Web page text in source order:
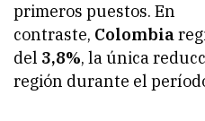
primeros puestos. En
contraste, Colombia
del 3,8%, la única
región durante el